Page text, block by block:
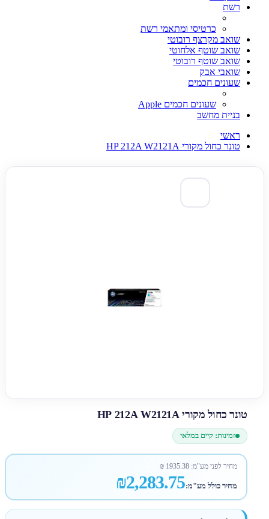
רשת
כרטיסי ומתאמי רשת
שואב מקרצף רובוטי
שואב שוטף אלחוטי
שואב שוטף רובוטי
שואבי אבק
שעונים חכמים
שעונים חכמים Apple
בניית מחשב
ראשי
טונר כחול מקורי HP 212A W2121A
טונר כחול מקורי HP 212A W2121A
זמינות: קיים במלאי
מחיר לפני מע"מ:1935.38
₪
מחיר כולל מע"מ:₪2,283.75